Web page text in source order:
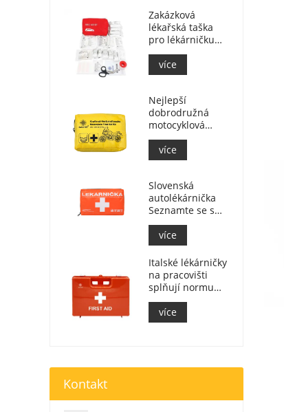
Zakázková
lékařská taška
pro lékárničku
lékárničky do
auta
více
Nejlepší
dobrodružná
motocyklová
lékárnička pro
jezdce na
motocyklu
více
Slovenská
autolékárnička
Seznamte se s
MZ SR
č.143/2009
více
Italské lékárničky
na pracovišti
splňují normu
DM 388 z 15. 7.
2003
více
Kontakt